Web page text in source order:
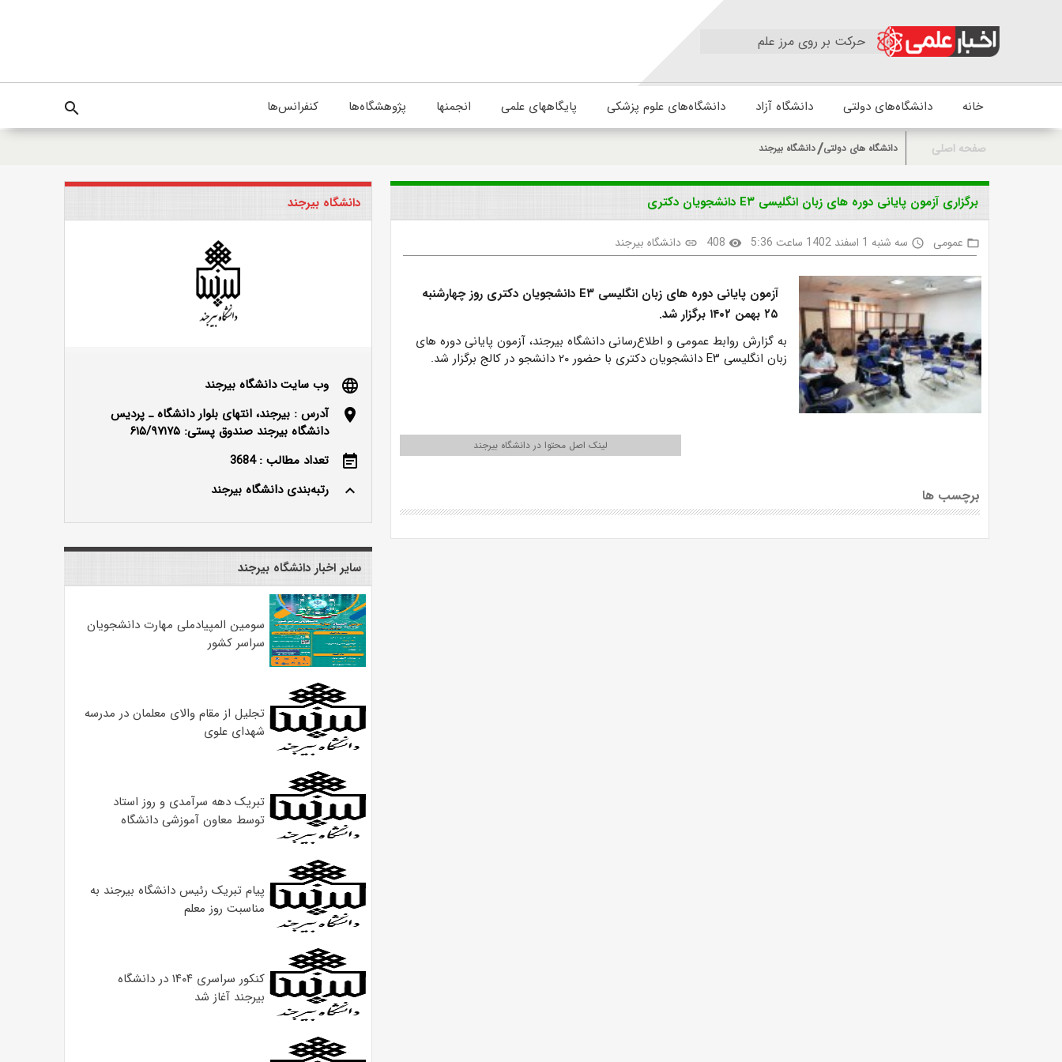
حرکت بر روی مرز علم
خانه دانشگاه‌های دولتی دانشگاه آزاد دانشگاه‌های علوم پزشکی پایگاههای علمی انجمنها پژوهشگاه‌ها کنفرانس‌ها search
صفحه اصلی دانشگاه های دولتی دانشگاه بیرجند
برگزاری آزمون پایانی دوره های زبان انگلیسی E۳ دانشجویان دکتری
folder_open عمومی access_time سه شنبه 1 اسفند 1402 ساعت 5:36 visibility
408
link دانشگاه بیرجند
آزمون پایانی دوره های زبان انگلیسی E۳ دانشجویان دکتری روز چهارشنبه
۲۵ بهمن ۱۴۰۲ برگزار شد.
به گزارش روابط عمومی و اطلاع‌رسانی دانشگاه بیرجند، آزمون پایانی دوره های
زبان انگلیسی E۳ دانشجویان دکتری با حضور ۲۰ دانشجو در کالج برگزار شد.
لینک اصل محتوا در دانشگاه بیرجند
برچسب ها
دانشگاه بیرجند
language
وب سایت دانشگاه بیرجند
location_on
آدرس : بیرجند، انتهای بلوار دانشگاه ـ پردیس
دانشگاه بیرجند صندوق پستی: ۶۱۵/۹۷۱۷۵
event_note
تعداد مطالب : 3684
keyboard_arrow_up
رتبه‌بندی دانشگاه بیرجند
سایر اخبار دانشگاه بیرجند
سومین المپیادملی مهارت دانشجویان
سراسر کشور
تجلیل از مقام والای معلمان در مدرسه
شهدای علوی
تبریک دهه سرآمدی و روز استاد
توسط معاون آموزشی دانشگاه
پیام تبریک رئیس دانشگاه بیرجند به
مناسبت روز معلم
کنکور سراسری ۱۴۰۴ در دانشگاه
بیرجند آغاز شد